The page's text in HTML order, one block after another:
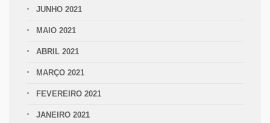
JUNHO 2021
MAIO 2021
ABRIL 2021
MARÇO 2021
FEVEREIRO 2021
JANEIRO 2021